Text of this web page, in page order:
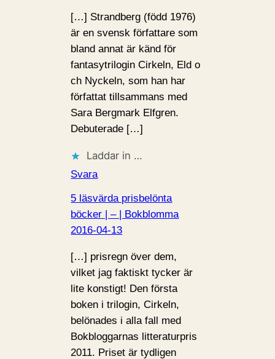
[…] Strandberg (född 1976)
är en svensk författare som
bland annat är känd för
fantasytrilogin Cirkeln, Eld o
ch Nyckeln, som han har
författat tillsammans med
Sara Bergmark Elfgren.
Debuterade […]
Laddar in …
Svara
5 läsvärda prisbelönta
böcker | – | Bokblomma
2016-04-13
[…] prisregn över dem,
vilket jag faktiskt tycker är
lite konstigt! Den första
boken i trilogin, Cirkeln,
belönades i alla fall med
Bokbloggarnas litteraturpris
2011. Priset är tydligen